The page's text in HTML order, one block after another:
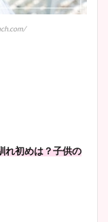
れ初めは？子供の